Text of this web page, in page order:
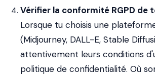
Vérifier la conformité RGPD de
Lorsque tu choisis une
(Midjourney, DALL-E, Stable
attentivement leurs conditions
politique de confidentialité. Où